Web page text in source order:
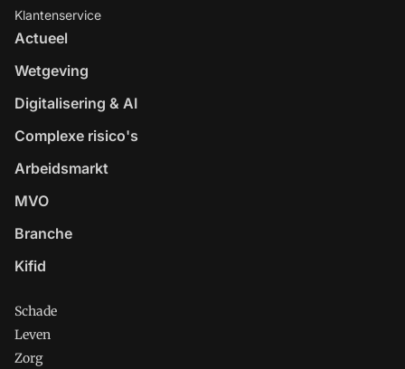
Klantenservice
Actueel
Wetgeving
Digitalisering & AI
Complexe risico's
Arbeidsmarkt
MVO
Branche
Kifid
Schade
Leven
Zorg